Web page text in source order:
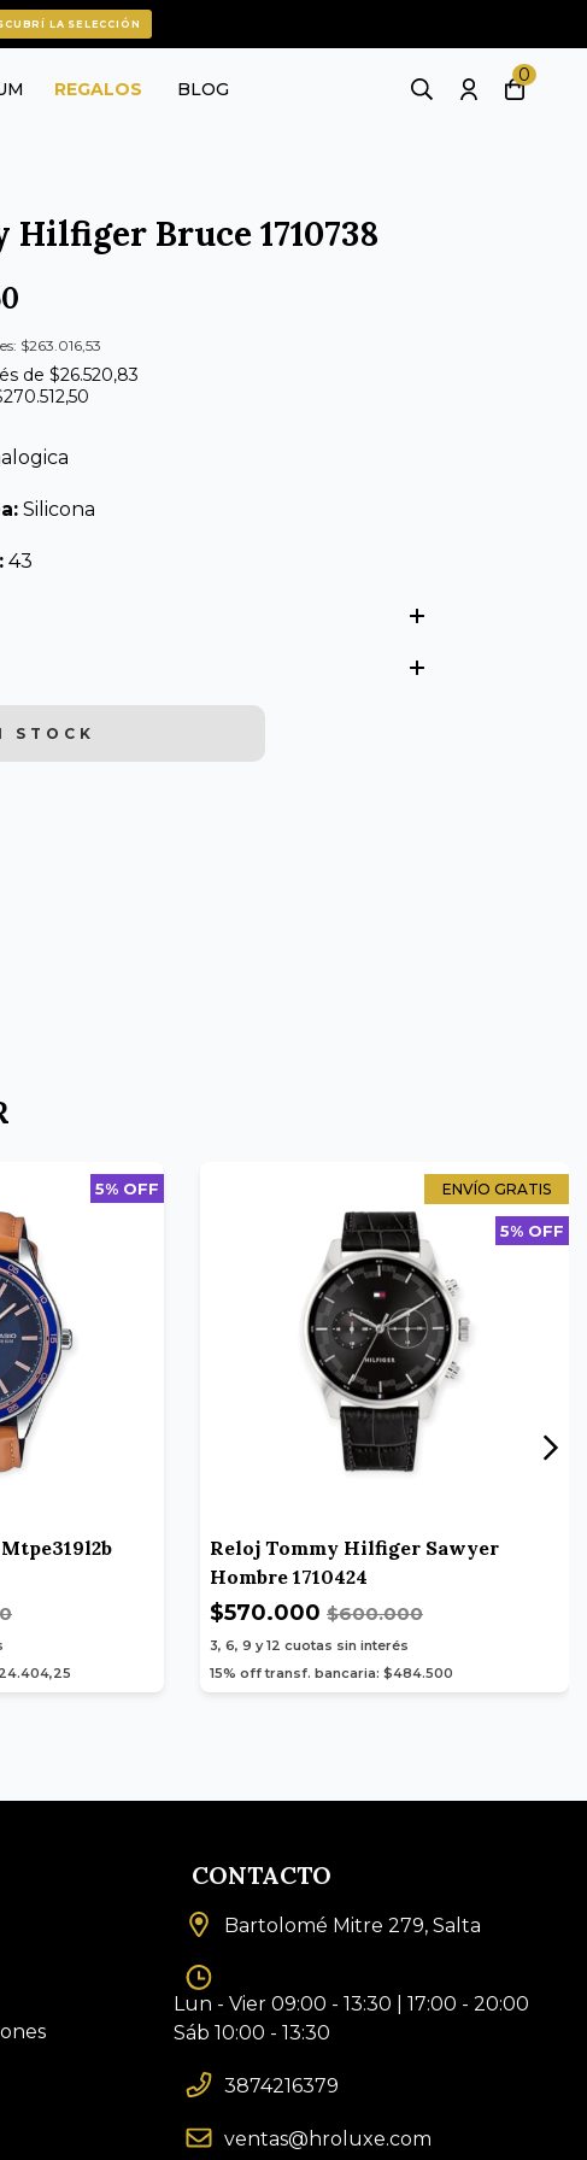
LA SELECCIÓN
REGALOS BLOG
0
Hilfiger Bruce 1710738
$263.016,53
de $26.520,83
Silicona
43
5% OFF ENVÍO GRATIS
5% OFF
Reloj Tommy Hilfiger Sawyer
Hombre 1710424
$570.000 $600.000
3, 6, 9 y 12 cuotas sin interés
15% off transf. bancaria: $484.500
CONTACTO
Bartolomé Mitre 279, Salta
Lun - Vier 09:00 - 13:30 | 17:00 - 20:00
Sáb 10:00 - 13:30
3874216379
ventas@hroluxe.com